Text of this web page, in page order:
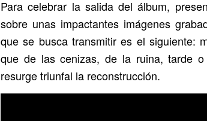
Para celebrar la salida del álbum,
sobre unas impactantes imágenes
que se busca transmitir es el siguiente:
que de las cenizas, de la ruina, tarde
resurge triunfal la reconstrucción.